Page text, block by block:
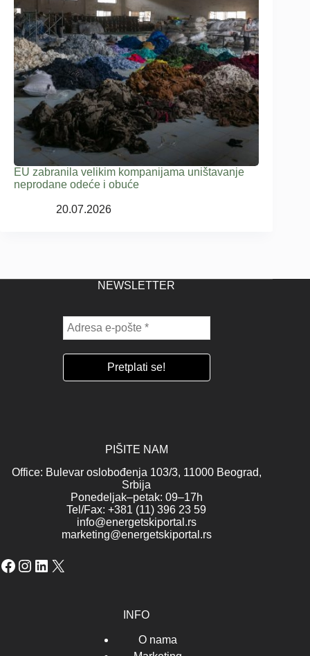
EU zabranila velikim kompanijama uništavanje
neprodane odeće i obuće
20.07.2026
NEWSLETTER
PIŠITE NAM
Office: Bulevar oslobođenja 103/3, 11000 Beograd,
Srbija
Ponedeljak–petak: 09–17h
Tel/Fax: +381 (11) 396 23 59
info@energetskiportal.rs
marketing@energetskiportal.rs
Facebook
Instagram
LinkedIn
X
INFO
O nama